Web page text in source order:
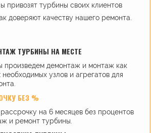
привозят турбины своих клиентов
доверяют качеству нашего ремонта.
ТУРБИНЫ НА МЕСТЕ
произведем демонтаж и монтаж как
узлов и агрегатов для
БЕЗ %
на 6 месяцев без процентов
и ремонт турбины.